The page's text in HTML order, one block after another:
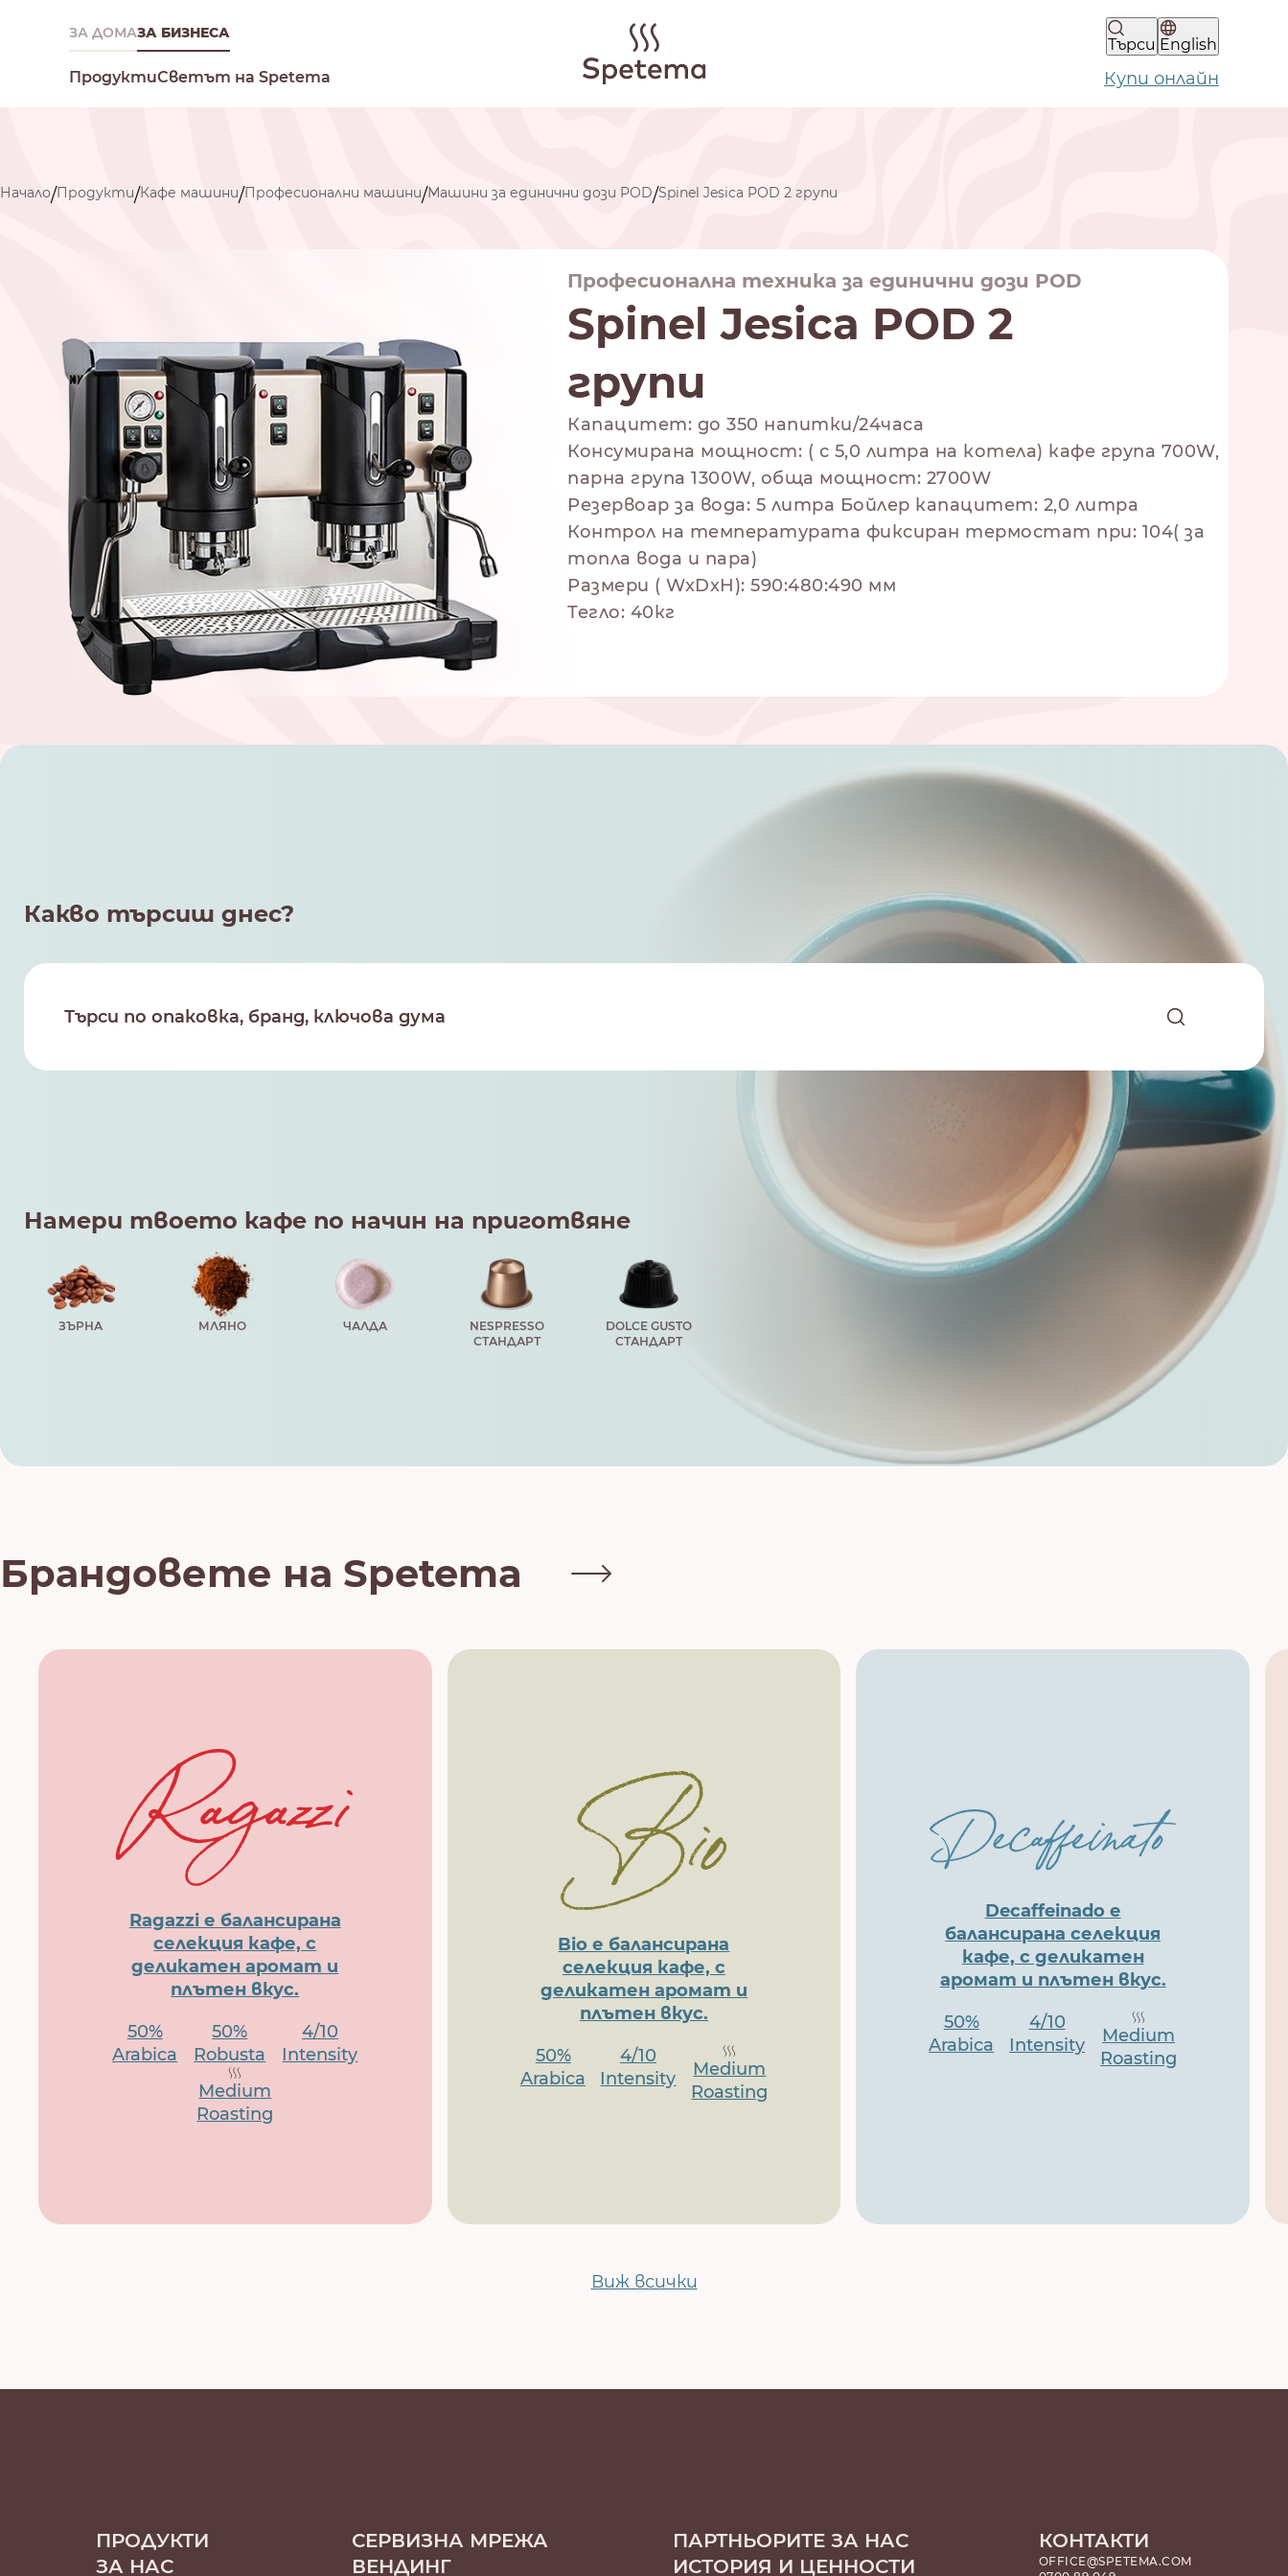
ЗА ДОМАЗА БИЗНЕСА
ПродуктиСветът на Spetema
Търси English
Купи онлайн
Намери твоето кафе по начин на приготвяне
Начало/Продукти/Кафе машини/Професионални машини/Машини за единични дози POD/Spinel Jesica POD 2 групи
Професионална техника за единични дози POD
Spinel Jesica POD 2
групи
Капацитет: до 350 напитки/24часа
Консумирана мощност: ( с 5,0 литра на котела) кафе група 700W,
парна група 1300W, обща мощност: 2700W
Резервоар за вода: 5 литра Бойлер капацитет: 2,0 литра
Контрол на температурата фиксиран термостат при: 104( за
топла вода и пара)
Размери ( WxDxH): 590:480:490 мм
Тегло: 40кг
Какво търсиш днес?
Намери твоето кафе по начин на приготвяне
ЗЪРНА МЛЯНО ЧАЛДА
NESPRESSO
СТАНДАРТ
DOLCE GUSTO
СТАНДАРТ
Брандовете на Spetema
Ragazzi е балансирана
селекция кафе, с
деликатен аромат и
плътен вкус.
50%
Arabica
50%
Robusta
4/10
Intensity
Medium
Roasting
Bio е балансирана
селекция кафе, с
деликатен аромат и
плътен вкус.
50%
Arabica
4/10
Intensity
Medium
Roasting
Decaffeinado е
балансирана селекция
кафе, с деликатен
аромат и плътен вкус.
50%
Arabica
4/10
Intensity
Medium
Roasting
Виж всички
ПРОДУКТИ
ЗА НАС
СЕРВИЗНА МРЕЖА
ВЕНДИНГ
ПАРТНЬОРИТЕ ЗА НАС
ИСТОРИЯ И ЦЕННОСТИ
КОНТАКТИ
OFFICE@SPETEMA.COM